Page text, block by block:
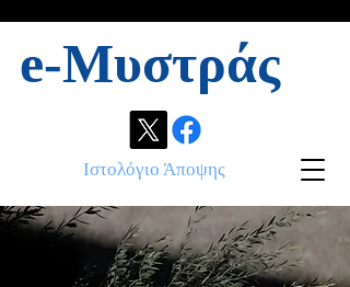
e-Μυστράς
Ιστολόγιο Άποψης